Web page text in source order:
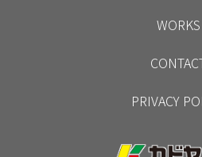
WORKS
PRIVACY